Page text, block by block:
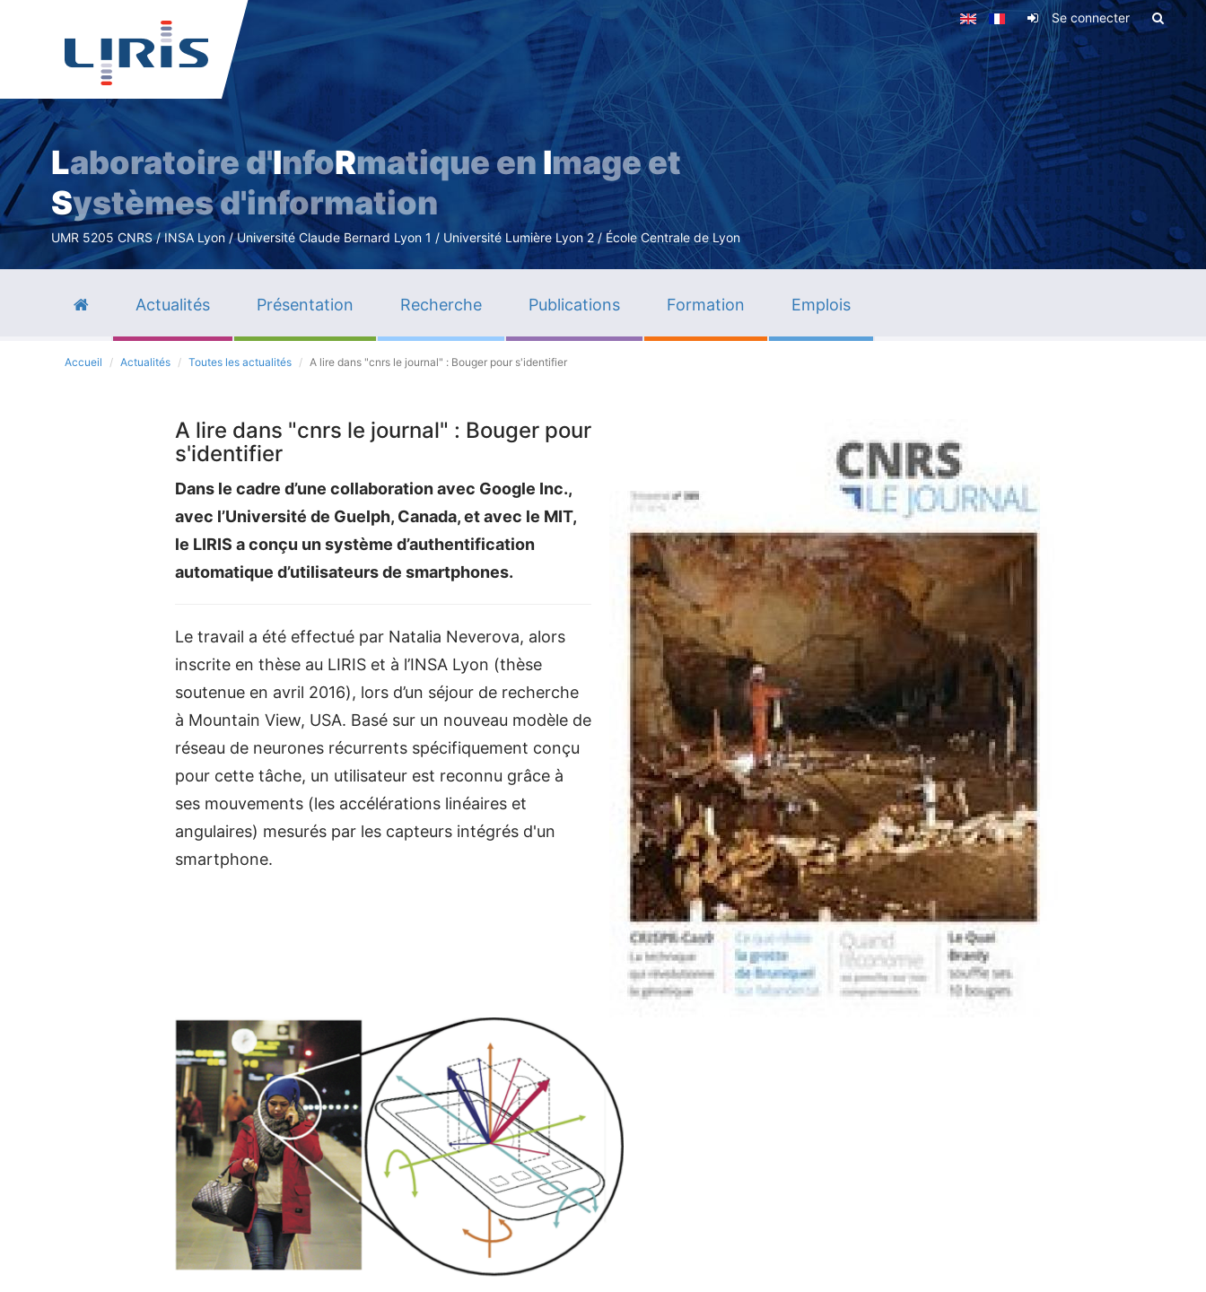
Aller
contenu
principal
Se connecter
Laboratoire d'InfoRmatique en Image et
Systèmes d'information
UMR 5205 CNRS / INSA Lyon / Université Claude Bernard Lyon 1 / Université Lumière Lyon 2 / École Centrale de Lyon
Actualités Présentation Recherche Publications Formation Emplois
Accueil Actualités Toutes les actualités A lire dans "cnrs le journal" : Bouger pour s'identifier
A lire dans "cnrs le journal" : Bouger pour
s'identifier
Dans le cadre d’une collaboration avec Google Inc.,
avec l’Université de Guelph, Canada, et avec le MIT,
le LIRIS a conçu un système d’authentification
automatique d’utilisateurs de smartphones.
Le travail a été effectué par Natalia Neverova, alors
inscrite en thèse au LIRIS et à l’INSA Lyon (thèse
soutenue en avril 2016), lors d’un séjour de recherche
à Mountain View, USA. Basé sur un nouveau modèle de
réseau de neurones récurrents spécifiquement conçu
pour cette tâche, un utilisateur est reconnu grâce à
ses mouvements (les accélérations linéaires et
angulaires) mesurés par les capteurs intégrés d'un
smartphone.